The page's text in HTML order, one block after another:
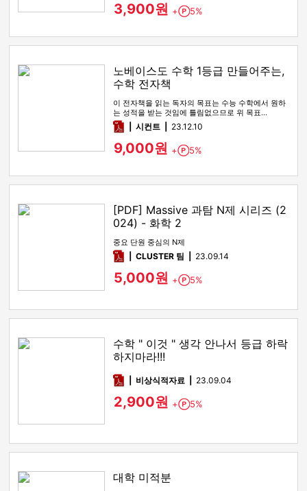
3,900원 + Point
5%
노베이스도 수학 1등급 만들어주는,
수학 전자책
이 전자책을 읽는 독자의 목표는 수능 수학에서 원하
는 성적을 받는 것임에 틀림없으므로 위 목표…
pdf시컨트 23.12.10
9,000원 + Point
5%
[PDF] Massive 과탐 N제 시리즈 (2
024) - 화학 2
중요 단원 중심의 N제
pdfCLUSTER 팀 23.09.14
5,000원 + Point
5%
수학 " 이것 " 생각 안나서 등급 하락
하지마라!!!
pdf비상식적자료 23.09.04
2,900원 + Point
5%
대학 미적분